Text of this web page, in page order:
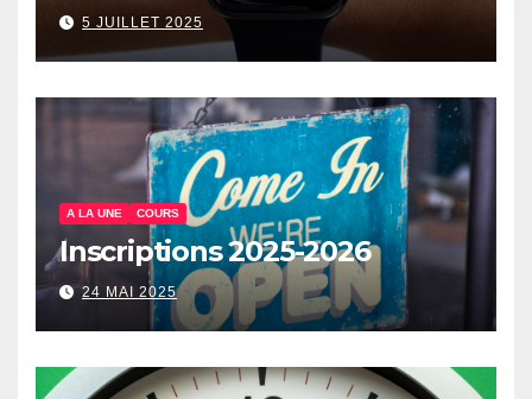
5 JUILLET 2025
A LA UNE COURS
Inscriptions 2025-2026
24 MAI 2025